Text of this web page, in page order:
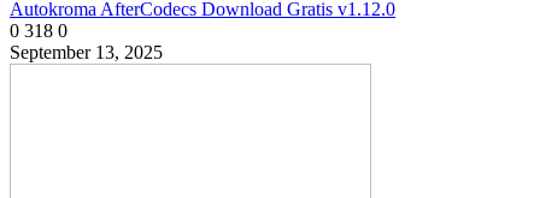
Autokroma AfterCodecs Download Gratis v1.12.0
0 318 0
September 13, 2025